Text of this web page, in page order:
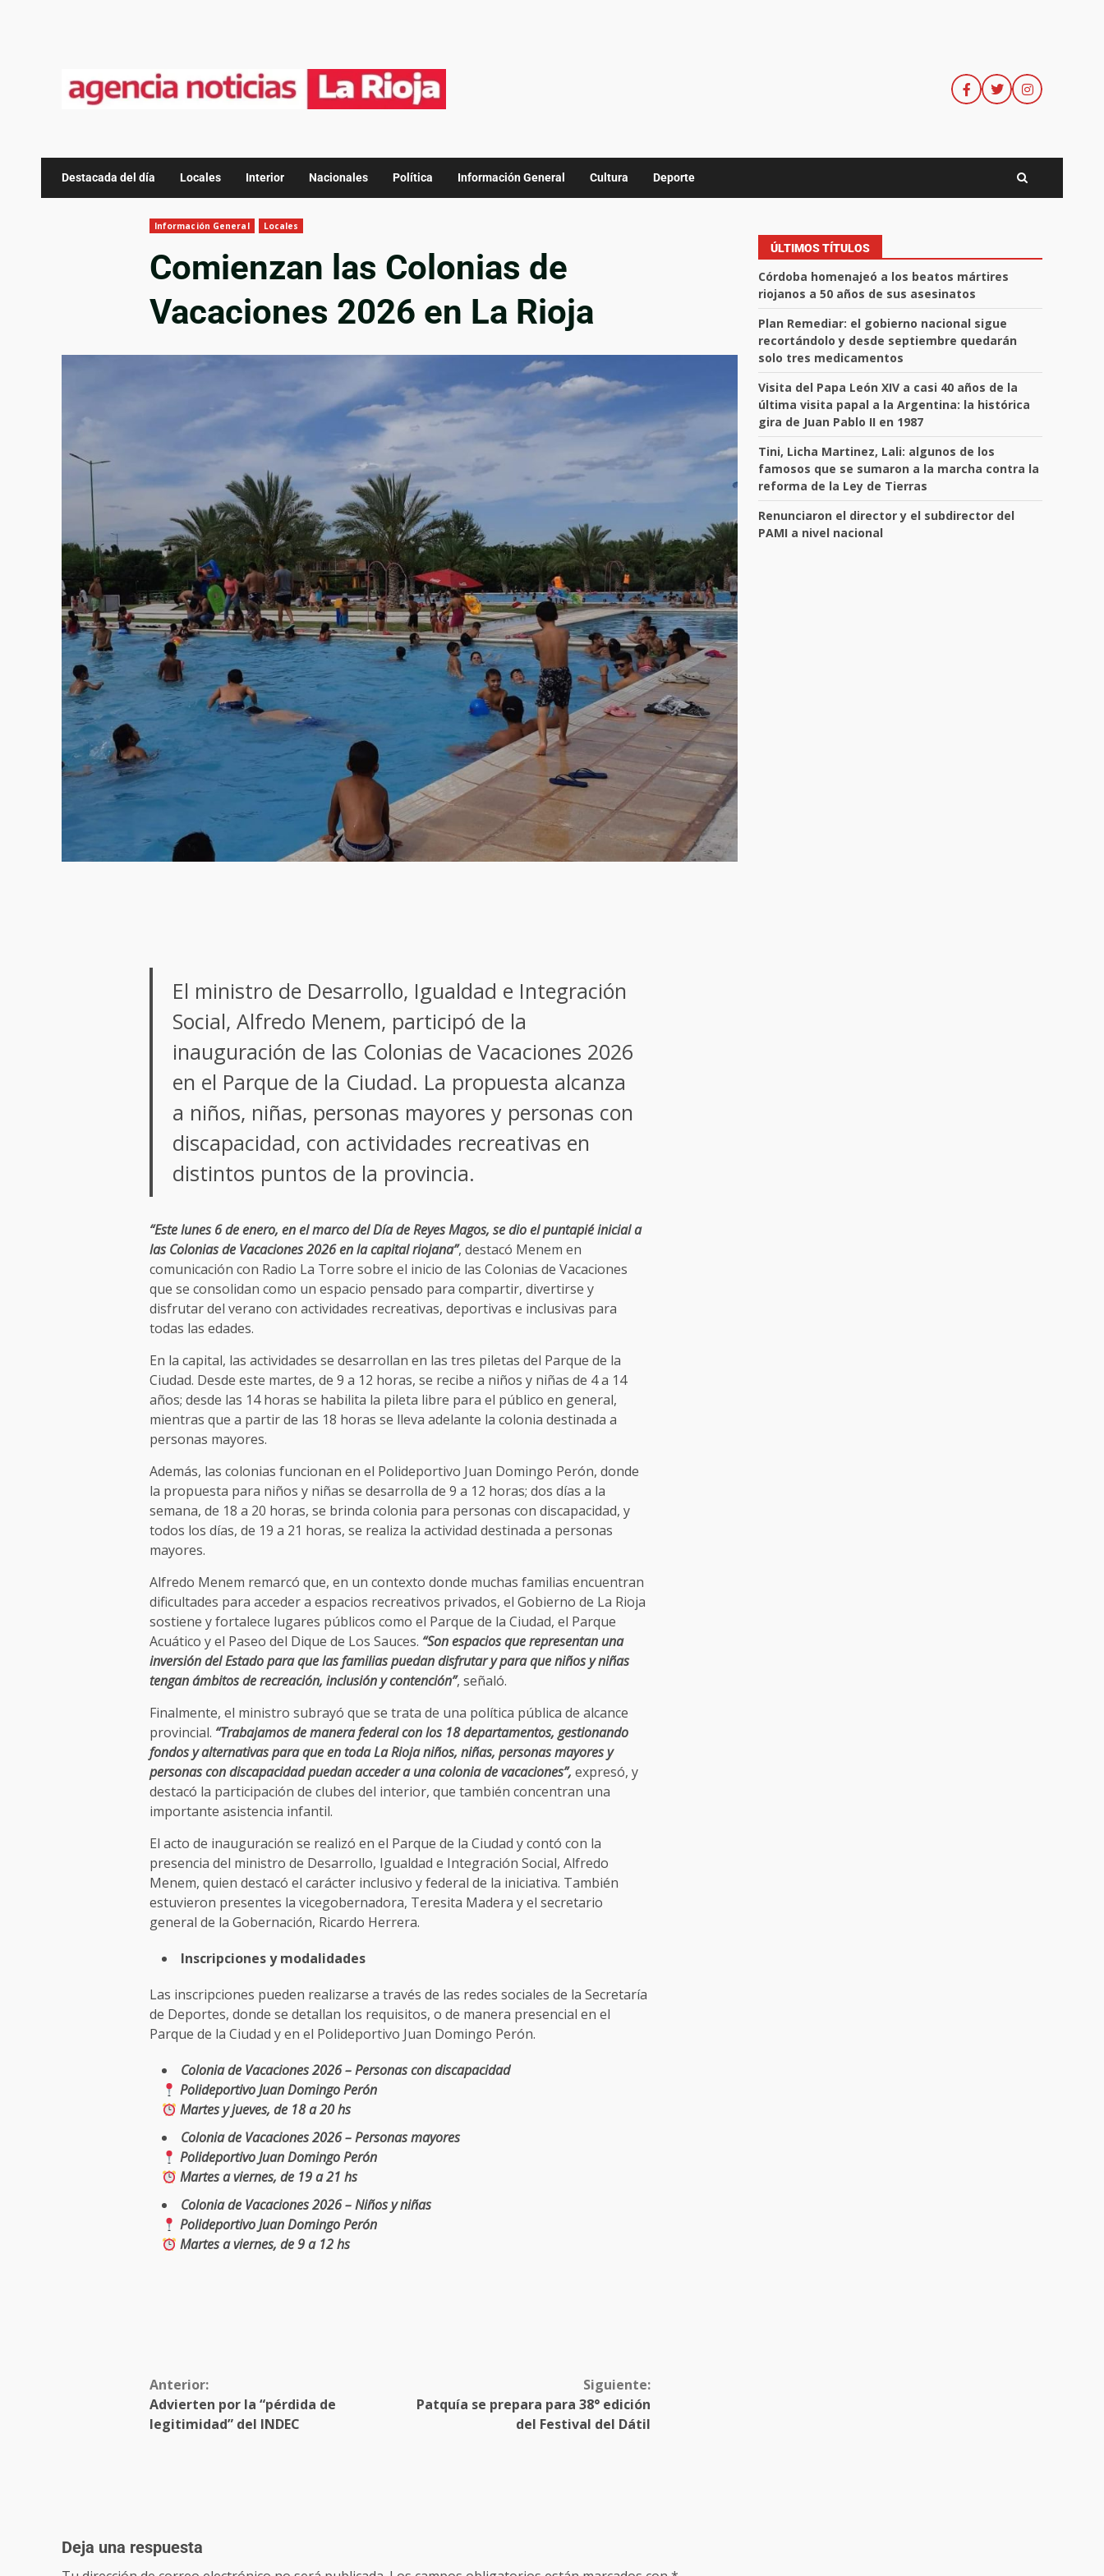
Destacada del día Locales Interior Nacionales Política Información General Cultura Deporte
Información General Locales
Comienzan las Colonias de
Vacaciones 2026 en La Rioja
El ministro de Desarrollo, Igualdad e Integración
Social, Alfredo Menem, participó de la
inauguración de las Colonias de Vacaciones 2026
en el Parque de la Ciudad. La propuesta alcanza
a niños, niñas, personas mayores y personas con
discapacidad, con actividades recreativas en
distintos puntos de la provincia.
“Este lunes 6 de enero, en el marco del Día de Reyes Magos, se dio el puntapié inicial a
las Colonias de Vacaciones 2026 en la capital riojana”, destacó Menem en
comunicación con Radio La Torre sobre el inicio de las Colonias de Vacaciones
que se consolidan como un espacio pensado para compartir, divertirse y
disfrutar del verano con actividades recreativas, deportivas e inclusivas para
todas las edades.
En la capital, las actividades se desarrollan en las tres piletas del Parque de la
Ciudad. Desde este martes, de 9 a 12 horas, se recibe a niños y niñas de 4 a 14
años; desde las 14 horas se habilita la pileta libre para el público en general,
mientras que a partir de las 18 horas se lleva adelante la colonia destinada a
personas mayores.
Además, las colonias funcionan en el Polideportivo Juan Domingo Perón, donde
la propuesta para niños y niñas se desarrolla de 9 a 12 horas; dos días a la
semana, de 18 a 20 horas, se brinda colonia para personas con discapacidad, y
todos los días, de 19 a 21 horas, se realiza la actividad destinada a personas
mayores.
Alfredo Menem remarcó que, en un contexto donde muchas familias encuentran
dificultades para acceder a espacios recreativos privados, el Gobierno de La Rioja
sostiene y fortalece lugares públicos como el Parque de la Ciudad, el Parque
Acuático y el Paseo del Dique de Los Sauces. “Son espacios que representan una
inversión del Estado para que las familias puedan disfrutar y para que niños y niñas
tengan ámbitos de recreación, inclusión y contención”, señaló.
Finalmente, el ministro subrayó que se trata de una política pública de alcance
provincial. “Trabajamos de manera federal con los 18 departamentos, gestionando
fondos y alternativas para que en toda La Rioja niños, niñas, personas mayores y
personas con discapacidad puedan acceder a una colonia de vacaciones”, expresó, y
destacó la participación de clubes del interior, que también concentran una
importante asistencia infantil.
El acto de inauguración se realizó en el Parque de la Ciudad y contó con la
presencia del ministro de Desarrollo, Igualdad e Integración Social, Alfredo
Menem, quien destacó el carácter inclusivo y federal de la iniciativa. También
estuvieron presentes la vicegobernadora, Teresita Madera y el secretario
general de la Gobernación, Ricardo Herrera.
Inscripciones y modalidades
Las inscripciones pueden realizarse a través de las redes sociales de la Secretaría
de Deportes, donde se detallan los requisitos, o de manera presencial en el
Parque de la Ciudad y en el Polideportivo Juan Domingo Perón.
Colonia de Vacaciones 2026 – Personas con discapacidad
Polideportivo Juan Domingo Perón
Martes y jueves, de 18 a 20 hs
Colonia de Vacaciones 2026 – Personas mayores
Polideportivo Juan Domingo Perón
Martes a viernes, de 19 a 21 hs
Colonia de Vacaciones 2026 – Niños y niñas
Polideportivo Juan Domingo Perón
Martes a viernes, de 9 a 12 hs
Anterior:
Advierten por la “pérdida de
legitimidad” del INDEC
Siguiente:
Patquía se prepara para 38° edición
del Festival del Dátil
Deja una respuesta
ÚLTIMOS TÍTULOS
Córdoba homenajeó a los beatos mártires
riojanos a 50 años de sus asesinatos
Plan Remediar: el gobierno nacional sigue
recortándolo y desde septiembre quedarán
solo tres medicamentos
Visita del Papa León XIV a casi 40 años de la
última visita papal a la Argentina: la histórica
gira de Juan Pablo II en 1987
Tini, Licha Martinez, Lali: algunos de los
famosos que se sumaron a la marcha contra la
reforma de la Ley de Tierras
Renunciaron el director y el subdirector del
PAMI a nivel nacional